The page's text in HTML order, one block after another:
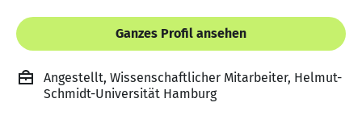
Ganzes Profil ansehen
Angestellt, Wissenschaftlicher Mitarbeiter, Helmut-
Schmidt-Universität Hamburg